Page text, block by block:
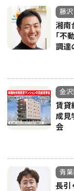
藤沢
湘南
｢不
調達
金
賃貸
成見
会
青
長引